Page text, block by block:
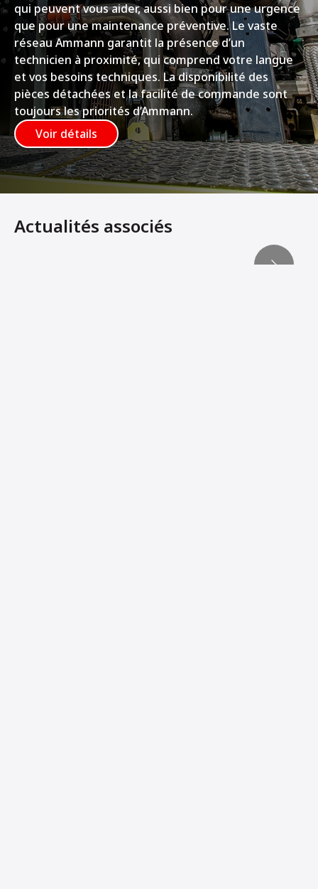
qui peuvent vous aider, aussi bien pour une urgence
que pour une maintenance préventive. Le vaste
réseau Ammann garantit la présence d’un
technicien à proximité, qui comprend votre langue
et vos besoins techniques. La disponibilité des
pièces détachées et la facilité de commande sont
toujours les priorités d’Ammann.
Voir détails
Actualités associés